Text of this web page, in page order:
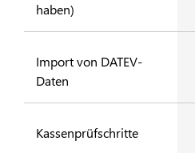
haben)
Import von DATEV-
Daten
Kassenprüfschritte